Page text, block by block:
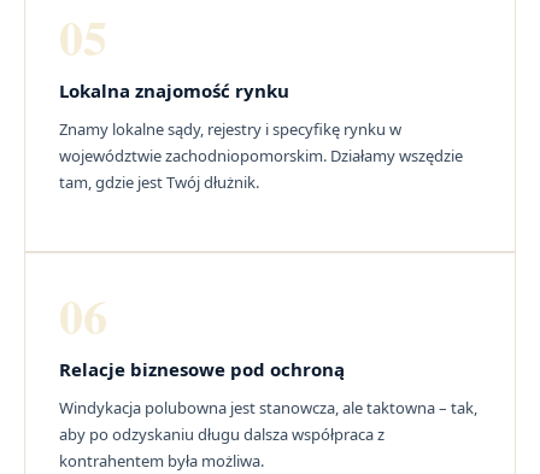
05
Lokalna znajomość rynku
Znamy lokalne sądy, rejestry i specyfikę rynku w
województwie zachodniopomorskim. Działamy wszędzie
tam, gdzie jest Twój dłużnik.
06
Relacje biznesowe pod ochroną
Windykacja polubowna jest stanowcza, ale taktowna – tak,
aby po odzyskaniu długu dalsza współpraca z
kontrahentem była możliwa.